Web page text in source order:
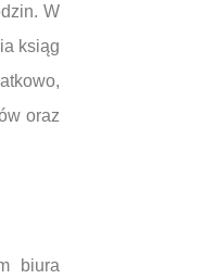
W
ksiąg
oraz
biura